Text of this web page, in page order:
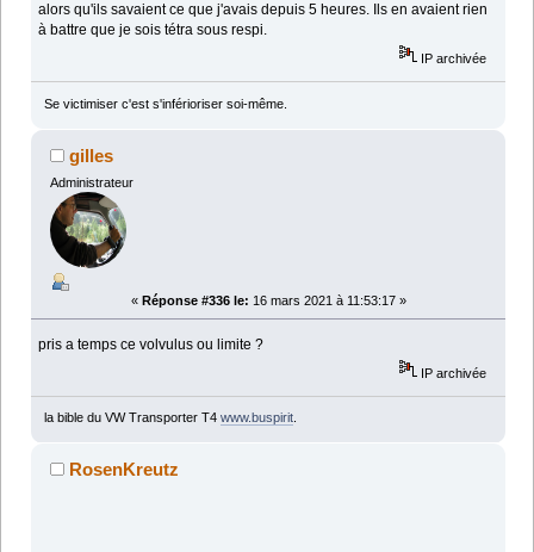
alors qu'ils savaient ce que j'avais depuis 5 heures. Ils en avaient rien
à battre que je sois tétra sous respi.
IP archivée
Se victimiser c'est s'inférioriser soi-même.
gilles
Administrateur
« Réponse #336 le: 16 mars 2021 à 11:53:17 »
pris a temps ce volvulus ou limite ?
IP archivée
la bible du VW Transporter T4 www.buspirit.
RosenKreutz